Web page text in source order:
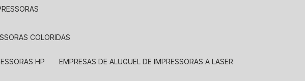
COLORIDAS
HP EMPRESAS DE ALUGUEL DE IMPRESSORAS A LASER